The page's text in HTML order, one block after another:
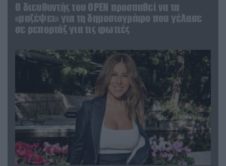
O διευθυντής του OPEN προσπαθεί να τα
«μαζέψει» για τη δημοσιογράφο που γέλασε
σε ρεπορτάζ για τις φωτιές